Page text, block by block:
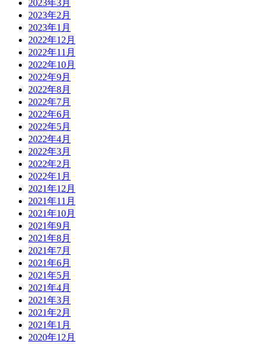
2023年3月
2023年2月
2023年1月
2022年12月
2022年11月
2022年10月
2022年9月
2022年8月
2022年7月
2022年6月
2022年5月
2022年4月
2022年3月
2022年2月
2022年1月
2021年12月
2021年11月
2021年10月
2021年9月
2021年8月
2021年7月
2021年6月
2021年5月
2021年4月
2021年3月
2021年2月
2021年1月
2020年12月